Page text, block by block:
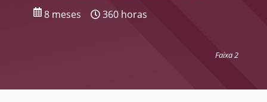
8 meses 360 horas
Faixa 2